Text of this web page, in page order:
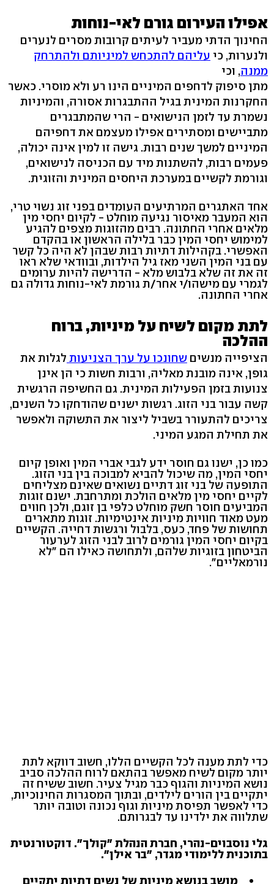
אפילו העירום גורם לאי-נוחות
החינוך הדתי מעביר לעיתים קרובות מסרים לנערים
ולנערות, כי עליהם להתכחש למיניותם ולהתרחק
ממנה, וכי
מתן סיפוק לדחפים המיניים הינו רע ולא מוסרי. כאשר
החקרנות המינית בגיל ההתבגרות אסורה, והמיניות
נשמרת עד לזמן הנישואים - הרי שהמתבגרים
מתביישים ומסתירים אפילו מעצמם את דחפיהם
המיניים למשך שנים רבות. גישה זו למין אינה יכולה,
פעמים רבות, להשתנות מיד עם הכניסה לנישואים,
וגורמת לקשיים במערכת היחסים המינית והזוגית.
אחד האתגרים המרתיעים העומדים בפני זוג נשוי טרי,
הוא המעבר מאיסור נגיעה מוחלט - לקיום יחסי מין
מלאים אחרי החתונה. רבים מהזוגות מצפים להגיע
למימוש יחסי המין כבר בלילה הראשון או בהקדם
האפשרי. בקהילות דתיות רבות שבהן לא היה כל קשר
עם בני המין השני מאז גיל הילדות, ובוודאי שלא ראו
זה את זה שלא בלבוש מלא - הדרישה להיות ערומים
לגמרי עם מישהו/י אחר/ת גורמת לאי-נוחות גדולה גם
אחרי החתונה.
לתת מקום לשיח על מיניות, ברוח
ההלכה
הציפייה מנשים שחונכו על ערך הצניעות לגלות את
גופן, אינה מובנת מאליה, ורבות חשות כי הן אינן
צנועות בזמן הפעילות המינית. גם החשיפה הרגשית
קשה עבור בני הזוג. רגשות ישנים שהודחקו כל השנים,
צריכים להתעורר בשביל ליצור את התשוקה ולאפשר
את תחילת המגע המיני.
כמו כן, ישנו גם חוסר ידע לגבי אברי המין ואופן קיום
יחסי המין, מה שיכול להביא למבוכה בין בני הזוג.
התופעה של בני זוג דתיים נשואים שאינם מצליחים
לקיים יחסי מין מלאים הולכת ומתרחבת. ישנם זוגות
המביעים חוסר חשק מוחלט כלפי בן זוגם, ולכן חווים
מעט מאוד חוויות מיניות אינטימיות. זוגות מתארים
תחושות של פחד, כעס, בלבול ורגשות דחייה. הקשיים
בקיום יחסי המין גורמים לרוב לבני הזוג לערעור
הביטחון בזוגיות שלהם, ולתחושה כאילו הם "לא
נורמאליים".
כדי לתת מענה לכל הקשיים הללו, חשוב דווקא לתת
יותר מקום לשיח מאפשר בהתאם לרוח ההלכה סביב
נושא המיניות והגוף כבר מגיל צעיר. חשוב ששיח זה
יתקיים בין הורים לילדים, ובתוך המסגרות החינוכיות,
כדי לאפשר תפיסת מיניות וגוף נכונה וטובה יותר
שתלווה את ילדינו עד לבגרותם.
גלי נוסבוים-נהרי, חברת הנהלת "קולך". דוקטורנטית
בתוכנית ללימודי מגדר, "בר אילן".
מושב בנושא מיניות של נשים דתיות יתקיים